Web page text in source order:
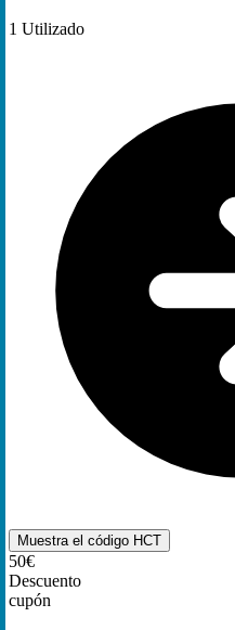
1 Utilizado
Muestra el código HCT
50€
Descuento
cupón